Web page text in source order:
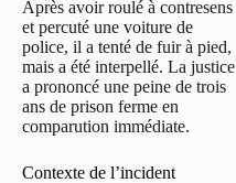
Après avoir roulé à contresens
et percuté une voiture de
police, il a tenté de fuir à pied,
mais a été interpellé. La justice
a prononcé une peine de trois
ans de prison ferme en
comparution immédiate.
Contexte de l’incident